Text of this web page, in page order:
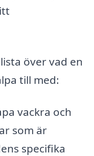
över vad en
till med:
vackra och
som är
specifika